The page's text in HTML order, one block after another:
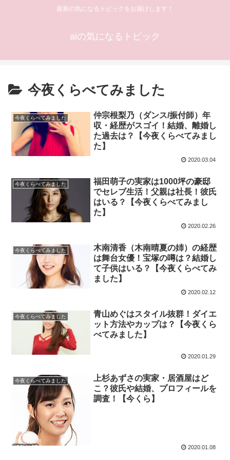
最新の気になるトピックをお届けします！
aiの気になるトピック
今夜くらべてみました
今夜くらべてみました
仲宗根梨乃（ダンス/振付師）年
収・経歴がスゴイ！結婚、離婚し
た過去は？【今夜くらべてみまし
た】
2020.03.04
今夜くらべてみました
福田萌子の実家は1000坪の豪邸
でセレブ生活！父親は社長！彼氏
はいる？【今夜くらべてみまし
た】
2020.02.26
今夜くらべてみました
木南清香（木南晴夏の姉）の経歴
は舞台女優！宝塚の噂は？結婚し
て子供はいる？【今夜くらべてみ
ました】
2020.02.12
今夜くらべてみました
青山めぐはスタイル抜群！ダイエ
ット方法やカップは？【今夜くら
べてみました】
2020.01.29
今夜くらべてみました
上杉あずさの実家・居酒屋はど
こ？彼氏や結婚、プロフィールを
調査！【今くら】
2020.01.08